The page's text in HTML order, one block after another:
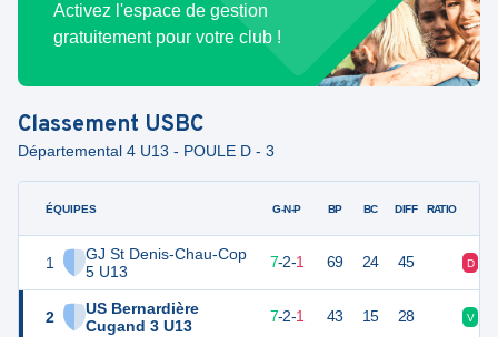
Activez l'espace de gestion
gratuitement pour votre club !
Classement USBC
Départemental 4 U13 - POULE D - 3
ÉQUIPES
1
GJ St Denis-Chau-Cop
5 U13
2
US Bernardière
Cugand 3 U13
G-N-P BP BC DIFF RATIO
23 10 7-2-1 69 24 45 D
23 7-2-1 43 15 28 V